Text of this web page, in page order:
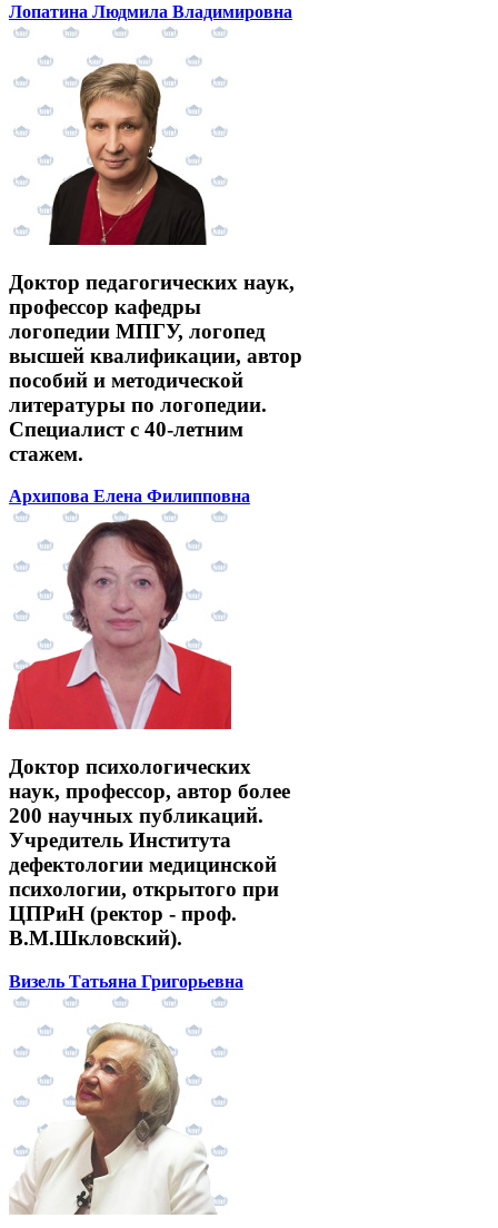
Лопатина Людмила Владимировна
Доктор педагогических наук,
профессор кафедры
логопедии МПГУ, логопед
высшей квалификации, автор
пособий и методической
литературы по логопедии.
Специалист с 40-летним
стажем.
Архипова Елена Филипповна
Доктор психологических
наук, профессор, автор более
200 научных публикаций.
Учредитель Института
дефектологии медицинской
психологии, открытого при
ЦПРиН (ректор - проф.
В.М.Шкловский).
Визель Татьяна Григорьевна